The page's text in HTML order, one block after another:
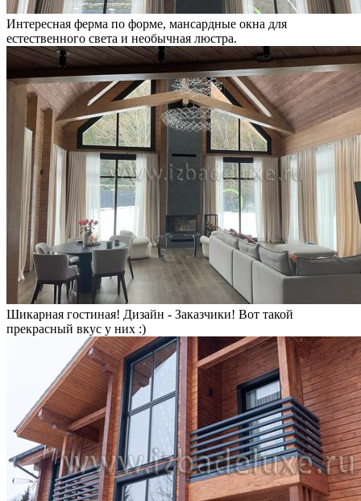
Интересная ферма по форме, мансардные окна для
естественного света и необычная люстра.
Шикарная гостиная! Дизайн - Заказчики! Вот такой
прекрасный вкус у них :)